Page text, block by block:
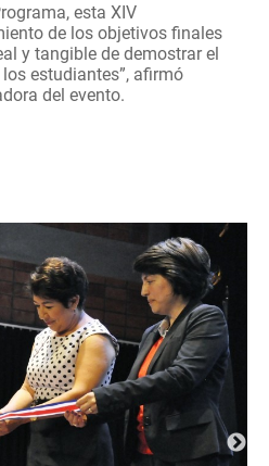
esta XIV
de los objetivos finales
y tangible de demostrar el
estudiantes”, afirmó
del evento.